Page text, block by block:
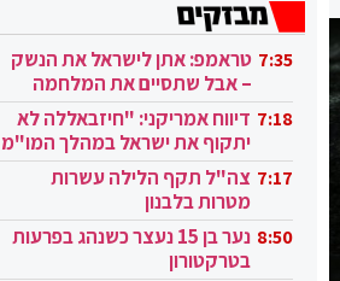
7:35 טראמפ: אתן לישראל את הנשק
– אבל שתסיים את המלחמה
בעזה 7:18 דיווח אמריקני: "חיזבאללה לא
יתקוף את ישראל במהלך המו"מ
בקטאר" 7:17 צה"ל תקף הלילה עשרות
מטרות בלבנון
8:50
נער בן 15 נעצר כשנהג בפרעות
בטרקטורון